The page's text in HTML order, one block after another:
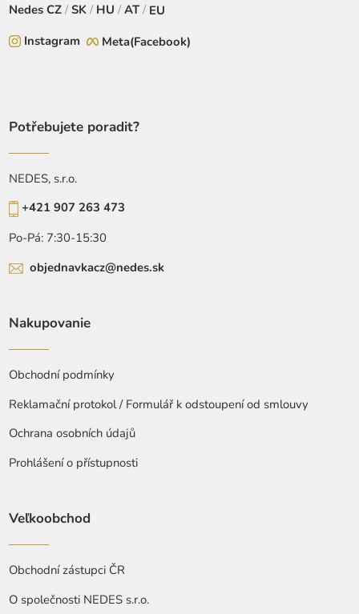
NedesCZ/SK/HU /AT/ EU
Instagram
Meta(Facebook)
Potřebujete poradit?
NEDES, s.r.o.
+421 907 263 473
Po-Pá: 7:30-15:30
objednavkacz@nedes.sk
Nakupovanie
Obchodní podmínky
Reklamační protokol / Formulář k odstoupení od smlouvy
Ochrana osobních údajů
Prohlášení o přístupnosti
Veľkoobchod
Obchodní zástupci ČR
O společnosti NEDES s.r.o.